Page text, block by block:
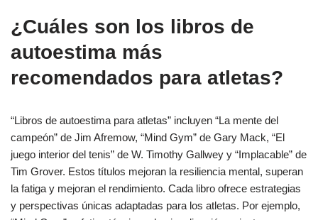
¿Cuáles son los libros de
autoestima más
recomendados para atletas?
“Libros de autoestima para atletas” incluyen “La mente del
campeón” de Jim Afremow, “Mind Gym” de Gary Mack, “El
juego interior del tenis” de W. Timothy Gallwey y “Implacable” de
Tim Grover. Estos títulos mejoran la resiliencia mental, superan
la fatiga y mejoran el rendimiento. Cada libro ofrece estrategias
y perspectivas únicas adaptadas para los atletas. Por ejemplo,